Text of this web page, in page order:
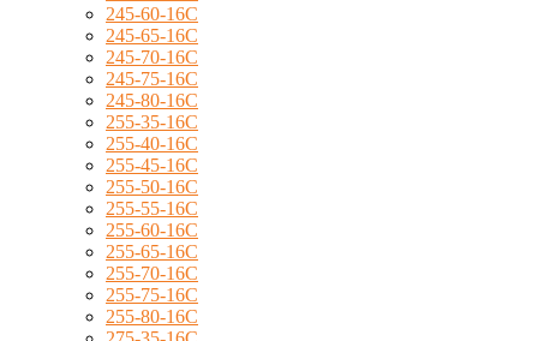
245-60-16C
245-65-16C
245-70-16C
245-75-16C
245-80-16C
255-35-16C
255-40-16C
255-45-16C
255-50-16C
255-55-16C
255-60-16C
255-65-16C
255-70-16C
255-75-16C
255-80-16C